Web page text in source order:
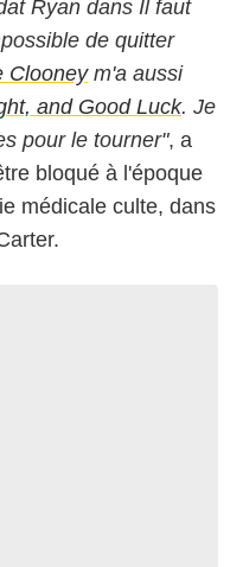
Ryan dans Il faut
de quitter
Clooneym'a aussi
and Good Luck. Je
pour le tourner", a
bloqué à l'époque
médicale culte, dans